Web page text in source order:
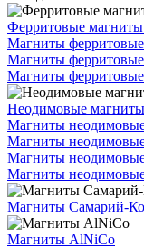
Ферритовые
Магниты
Магниты ферритовые
Магниты
Неодимовые
Магниты
Магниты
Магниты
Магниты
Магниты Самарий-
Магниты AlNiCo